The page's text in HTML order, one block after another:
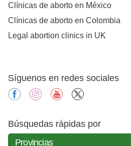
Clínicas de aborto en México
Clínicas de aborto en Colombia
Legal abortion clinics in UK
Síguenos en redes sociales
facebookinstagramyoutube
Búsquedas rápidas por